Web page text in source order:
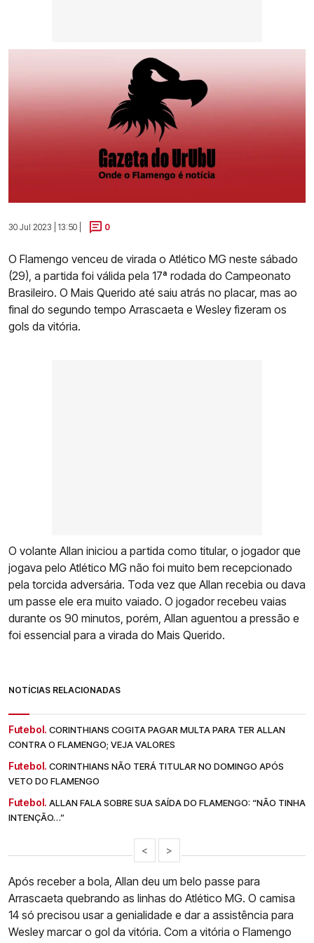
30 Jul 2023 | 13:50 | 0
O Flamengo venceu de virada o Atlético MG neste sábado
(29), a partida foi válida pela 17ª rodada do Campeonato
Brasileiro. O Mais Querido até saiu atrás no placar, mas ao
final do segundo tempo Arrascaeta e Wesley fizeram os
gols da vitória.
O volante Allan iniciou a partida como titular, o jogador que
jogava pelo Atlético MG não foi muito bem recepcionado
pela torcida adversária. Toda vez que Allan recebia ou dava
um passe ele era muito vaiado. O jogador recebeu vaias
durante os 90 minutos, porém, Allan aguentou a pressão e
foi essencial para a virada do Mais Querido.
NOTÍCIAS RELACIONADAS
Futebol. CORINTHIANS COGITA PAGAR MULTA PARA TER ALLAN
CONTRA O FLAMENGO; VEJA VALORES
Futebol. CORINTHIANS NÃO TERÁ TITULAR NO DOMINGO APÓS
VETO DO FLAMENGO
Futebol. ALLAN FALA SOBRE SUA SAÍDA DO FLAMENGO: “NÃO TINHA
INTENÇÃO…”
< >
Após receber a bola, Allan deu um belo passe para
Arrascaeta quebrando as linhas do Atlético MG. O camisa
14 só precisou usar a genialidade e dar a assistência para
Wesley marcar o gol da vitória. Com a vitória o Flamengo